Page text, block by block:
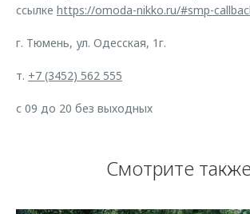
ссылке https://omoda-nikko.ru/#smp-
г. Тюмень, ул. Одесская, 1г.
т. +7 (3452) 562 555
с 09 до 20 без выходных
Смотрите